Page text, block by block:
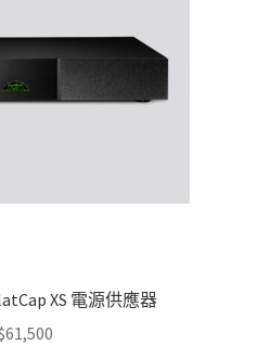
XS 電源供應器
61,500